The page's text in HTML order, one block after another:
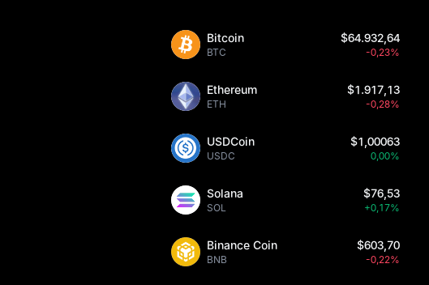
Bitcoin
BTC
$64.932,64
-0,23%
Ethereum
ETH
$1.917,13
-0,28%
USDCoin
USDC
$1,00063
0,00%
Solana
SOL
$76,53
+0,17%
Binance Coin
BNB
$603,70
-0,22%